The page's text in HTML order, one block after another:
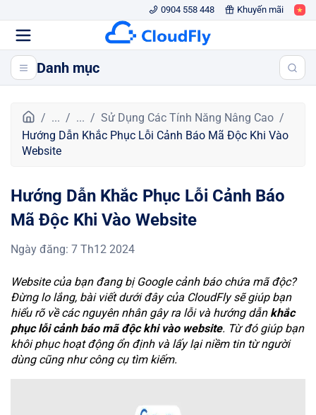
0904 558 448 Khuyến mãi
Danh mục
r
a
c
h
ủ
... ...
Sử Dụng Các Tính Năng Nâng Cao
Hướng Dẫn Khắc Phục Lỗi Cảnh Báo Mã Độc Khi Vào
Website
Hướng Dẫn Khắc Phục Lỗi Cảnh Báo
Mã Độc Khi Vào Website
Ngày đăng: 7 Th12 2024
Website của bạn đang bị Google cảnh báo chứa mã độc?
Đừng lo lắng, bài viết dưới đây của CloudFly sẽ giúp bạn
hiểu rõ về các nguyên nhân gây ra lỗi và hướng dẫn khắc
phục lỗi cảnh báo mã độc khi vào website. Từ đó giúp bạn
khôi phục hoạt động ổn định và lấy lại niềm tin từ người
dùng cũng như công cụ tìm kiếm.